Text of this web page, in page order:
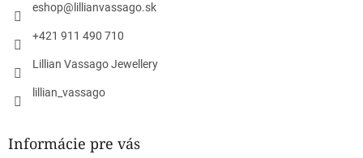
eshop@ lillianvassago.sk
+421 911 490 710
Lillian Vassago Jewellery
lillian_vassago
Informácie pre vás